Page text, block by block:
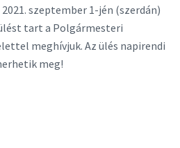
szeptember 1-jén (szerdán)
tart a Polgármesteri
meghívjuk. Az ülés napirendi
meg!